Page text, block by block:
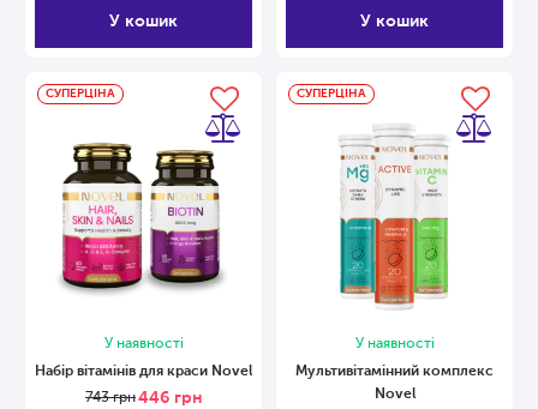
У кошик У кошик
СУПЕРЦІНА
У наявності
Набір вітамінів для краси Novel
743грн 446 грн
СУПЕРЦІНА
У наявності
Мультивітамінний комплекс
Novel